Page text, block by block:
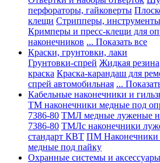
перфораторы, гайковерты
клещи Стрипперы,
Кримперы и пресс-клещи для
наконечников ... Показать все
Краски, грунтовки, лаки
Грунтовки-спрей Жидкая резина
краска Краска-карандаш для
спрей автомобильная ...
Кабельные наконечники и
ТМ наконечники медные под
7386-80 ТМЛ медные луженые
7386-80 ТМЛс наконечники
стандарт КВТ ПМ Наконечники
медные под пайку
Охранные системы и аксессуары